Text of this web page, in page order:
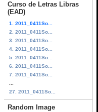
Curso de Letras Libras
(EAD)
1. 2011_0411So...
2. 2011_0411So...
3. 2011_0411So...
4. 2011_0411So...
5. 2011_0411So...
6. 2011_0411So...
7. 2011_0411So...
27. 2011_0411So...
Random Image